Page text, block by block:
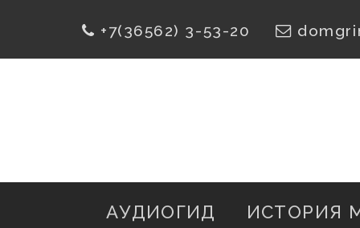
To
+7(36562) 3-53-20
АУДИОГИД ИСТОРИЯ